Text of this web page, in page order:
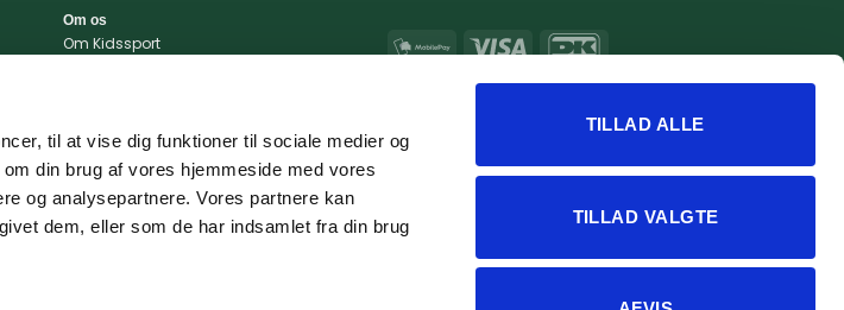
til at vise dig funktioner til sociale medier og
din brug af vores hjemmeside med vores
og analysepartnere. Vores partnere kan
dem, eller som de har indsamlet fra din brug
TILLAD ALLE
TILLAD VALGTE
Om os
Om Kidssport
MobilePay Visa
MasterCardApple
Google